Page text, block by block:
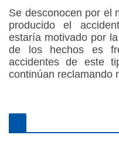
Se desconocen por el
producido el
estaría motivado por
de los hechos es
accidentes de este
continúan reclamando